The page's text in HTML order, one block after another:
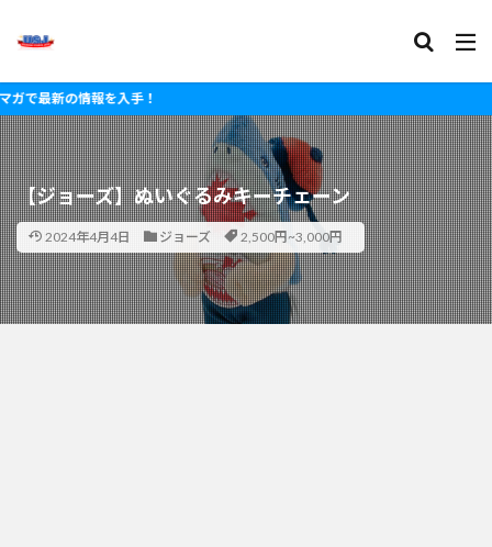
新の情報を入手！
【ジョーズ】ぬいぐるみキーチェーン
2024年4月4日 ジョーズ 2,500円~3,000円